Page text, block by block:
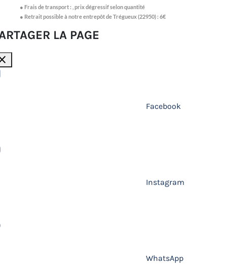
●Frais de transport : ,prix dégressif selon quantité
● Retrait possible à notre entrepôt de Trégueux (22950) : 6€
LA PAGE
Facebook
Instagram
WhatsApp